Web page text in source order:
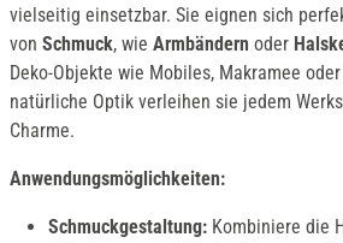
vielseitig einsetzbar. Sie eignen sich
von Schmuck, wie Armbändern oder
Deko-Objekte wie Mobiles, Makramee oder
natürliche Optik verleihen sie jedem
Charme.
Anwendungsmöglichkeiten:
Schmuckgestaltung: Kombiniere die